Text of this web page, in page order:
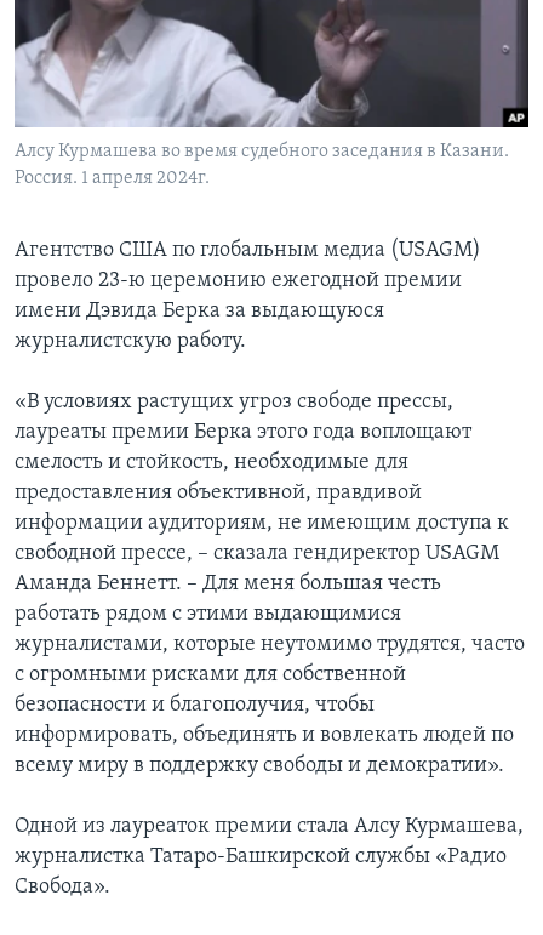
Learning English
СОЦИАЛЬНЫЕ СЕТИ
Алсу Курмашева во время судебного заседания в Казани.
Россия. 1 апреля 2024г.
Агентство США по глобальным медиа (USAGM)
провело 23-ю церемонию ежегодной премии
имени Дэвида Берка за выдающуюся
журналистскую работу.
«В условиях растущих угроз свободе прессы,
лауреаты премии Берка этого года воплощают
смелость и стойкость, необходимые для
предоставления объективной, правдивой
информации аудиториям, не имеющим доступа к
свободной прессе, – сказала гендиректор USAGM
Аманда Беннетт. – Для меня большая честь
работать рядом с этими выдающимися
журналистами, которые неутомимо трудятся, часто
с огромными рисками для собственной
безопасности и благополучия, чтобы
информировать, объединять и вовлекать людей по
всему миру в поддержку свободы и демократии».
Одной из лауреаток премии стала Алсу Курмашева,
журналистка Татаро-Башкирской службы «Радио
Свобода».